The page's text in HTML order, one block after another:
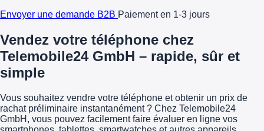
Envoyer une demande B2B Paiement en 1-3 jours
Vendez votre téléphone chez
Telemobile24 GmbH – rapide, sûr et
simple
Vous souhaitez vendre votre téléphone et obtenir un prix de
rachat préliminaire instantanément ? Chez Telemobile24
GmbH, vous pouvez facilement faire évaluer en ligne vos